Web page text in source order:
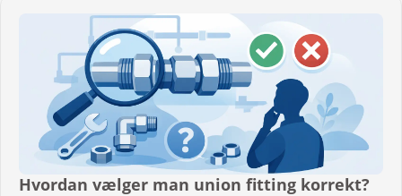
Hvordan vælger man union fitting korrekt?